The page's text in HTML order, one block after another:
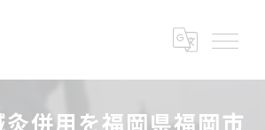
併用を福岡県福岡市